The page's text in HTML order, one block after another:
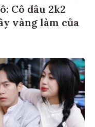
Cô dâu 2k2
vàng làm của